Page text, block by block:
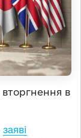
вторгнення в
заяві